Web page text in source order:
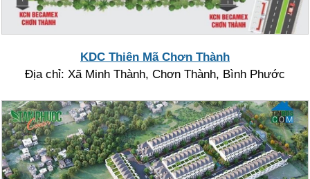
KDC Thiên Mã Chơn Thành
Địa chỉ: Xã Minh Thành, Chơn Thành, Bình Phước